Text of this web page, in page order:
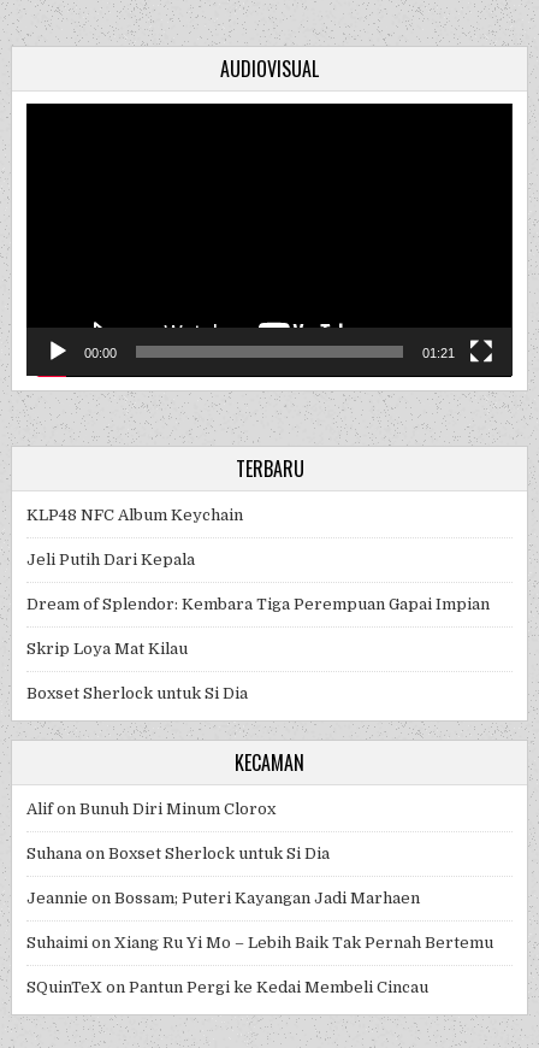
AUDIOVISUAL
00:00 01:21
TERBARU
KLP48 NFC Album Keychain
Jeli Putih Dari Kepala
Dream of Splendor: Kembara Tiga Perempuan Gapai Impian
Skrip Loya Mat Kilau
Boxset Sherlock untuk Si Dia
KECAMAN
AlifonBunuh Diri Minum Clorox
Suhana onBoxset Sherlock untuk Si Dia
Jeannie onBossam; Puteri Kayangan Jadi Marhaen
Suhaimi onXiang Ru Yi Mo – Lebih Baik Tak Pernah Bertemu
SQuinTeX onPantun Pergi ke Kedai Membeli Cincau